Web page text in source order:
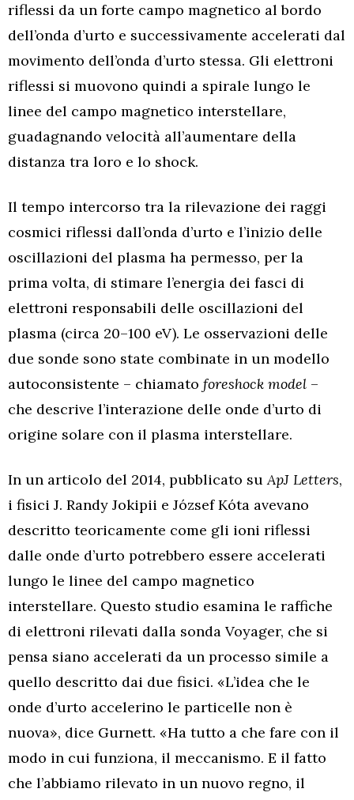
riflessi da un forte campo magnetico al bordo
dell’onda d’urto e successivamente accelerati dal
movimento dell’onda d’urto stessa. Gli elettroni
riflessi si muovono quindi a spirale lungo le
linee del campo magnetico interstellare,
guadagnando velocità all’aumentare della
distanza tra loro e lo shock.
Il tempo intercorso tra la rilevazione dei raggi
cosmici riflessi dall’onda d’urto e l’inizio delle
oscillazioni del plasma ha permesso, per la
prima volta, di stimare l’energia dei fasci di
elettroni responsabili delle oscillazioni del
plasma (circa 20–100 eV). Le osservazioni delle
due sonde sono state combinate in un modello
autoconsistente – chiamato foreshock model –
che descrive l’interazione delle onde d’urto di
origine solare con il plasma interstellare.
In un articolo del 2014, pubblicato suApJ Letters,
i fisici J. Randy Jokipii e József Kóta avevano
descritto teoricamente come gli ioni riflessi
dalle onde d’urto potrebbero essere accelerati
lungo le linee del campo magnetico
interstellare. Questo studio esamina le raffiche
di elettroni rilevati dalla sonda Voyager, che si
pensa siano accelerati da un processo simile a
quello descritto dai due fisici. «L’idea che le
onde d’urto accelerino le particelle non è
nuova», dice Gurnett. «Ha tutto a che fare con il
modo in cui funziona, il meccanismo. E il fatto
che l’abbiamo rilevato in un nuovo regno, il